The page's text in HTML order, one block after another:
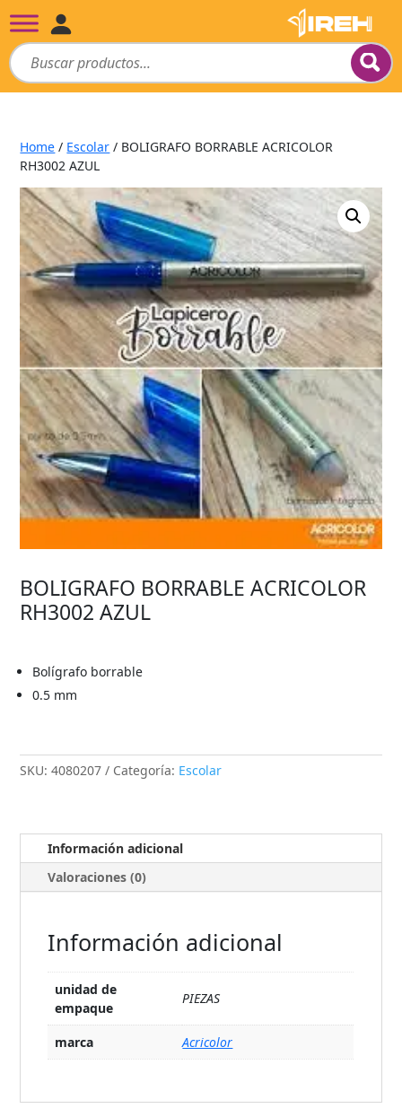
Home / Escolar / BOLIGRAFO BORRABLE ACRICOLOR
RH3002 AZUL
BOLIGRAFO BORRABLE ACRICOLOR
RH3002 AZUL
Bolígrafo borrable
0.5 mm
SKU:4080207 Categoría: Escolar
Información adicional
Valoraciones (0)
Información adicional
unidad de
empaque
PIEZAS
marca Acricolor